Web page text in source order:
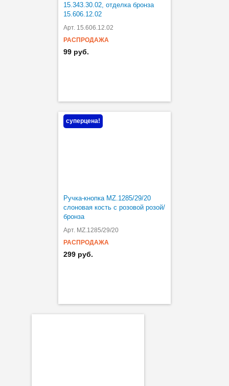
15.343.30.02, отделка бронза
15.606.12.02
Арт. 15.606.12.02
РАСПРОДАЖА
99 руб.
суперцена!
Ручка-кнопка MZ.1285/29/20
слоновая кость с розовой розой/
бронза
Арт. MZ.1285/29/20
РАСПРОДАЖА
299 руб.